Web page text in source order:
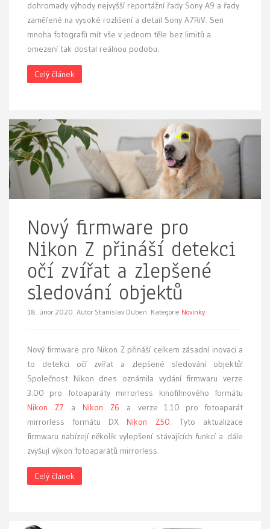
dohromady výhody nejvyšší reportážní řady Sony A9 a řady
zaměřené na vysoké rozlišení a detail Sony A7RiV. Sen
mnoha fotografů mít vše v jednom těle bez limitů a
omezení tak dostal reálnou podobu.
Celý článek
Nový firmware pro
Nikon Z přináší detekci
očí zvířat a zlepšené
sledování objektů
18. únor 2020. Autor Stanislav Duben. Kategorie Novinky
Nový firmware pro Nikon Z přináší celkem zásadní inovaci a
to detekci očí zvířat a zlepšené sledování objektů!
Společnost Nikon dnes oznámila vydání firmwaru verze
3.00 pro fotoaparáty mirrorless kinofilmového formátu
Nikon Z7 a Nikon Z6 a verze 1.10 pro fotoaparát
mirrorless formátu DX Nikon Z50. Tyto aktualizace
firmwaru nabízejí několik vylepšení stávajících funkcí a dále
zvyšují výkon fotoaparátů mirrorless.
Celý článek